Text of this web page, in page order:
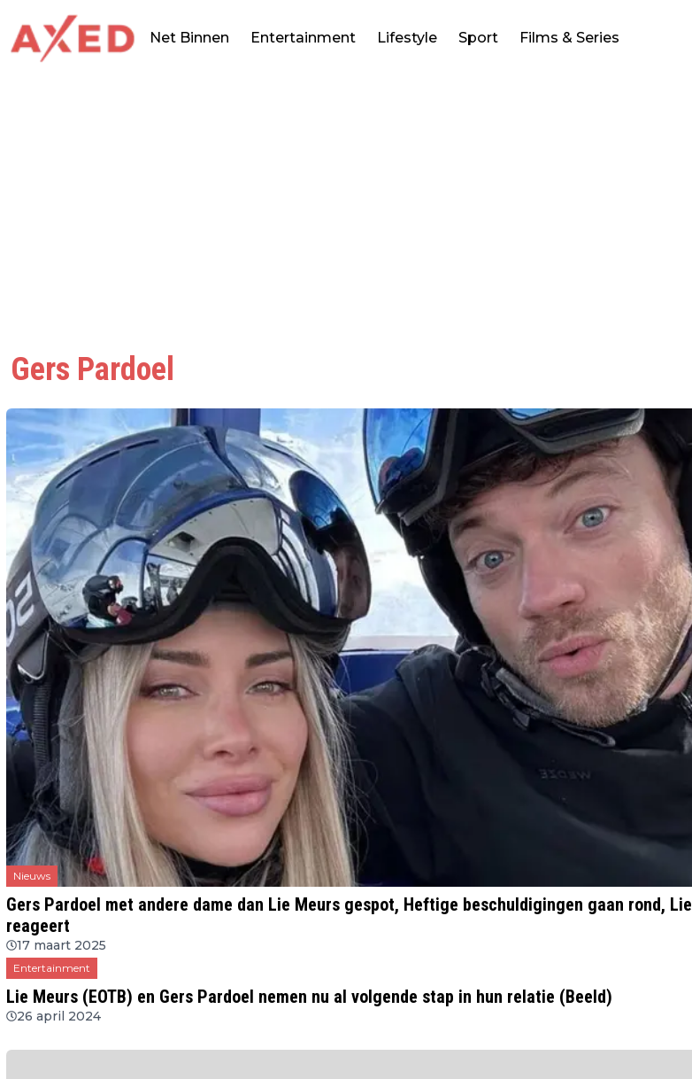
Net Binnen Entertainment Lifestyle Sport Films & Series
Gers Pardoel
Nieuws
Gers Pardoel met andere dame dan Lie Meurs gespot, Heftige beschuldigingen gaan rond, Lie
reageert
17 maart 2025
Entertainment
Lie Meurs (EOTB) en Gers Pardoel nemen nu al volgende stap in hun relatie (Beeld)
26 april 2024